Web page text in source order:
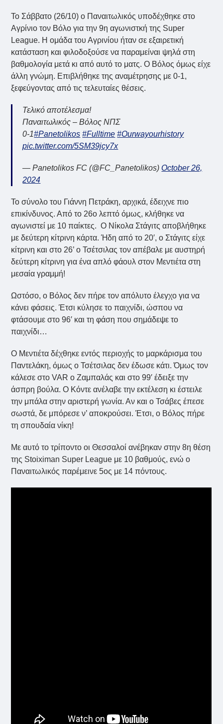
Το Σάββατο (26/10) ο Παναιτωλικός υποδέχθηκε στο
Αγρίνιο τον Βόλο για την 9η αγωνιστκή της Super
League. Η ομάδα του Αγρινίου ήταν σε εξαιρετική
κατάσταση και φιλοδοξούσε να παραμείναι ψηλά στη
βαθμολογία μετά κι από αυτό το ματς. Ο Βόλος όμως είχε
άλλη γνώμη. Επιβλήθηκε της αναμέτρησης με 0-1,
ξεφεύγοντας από τις τελευταίες θέσεις.
Τελικό αποτέλεσμα!
Παναιτωλικός – Βόλος ΝΠΣ
0-1#Panetolikos #Fulltime #Ourwayourhistory
pic.twitter.com/5SM39jcy7x
— Panetolikos FC (@FC_Panetolikos)October 26,
2024
Το σύνολο του Γιάννη Πετράκη, αρχικά, έδειχνε πιο
επικίνδυνος. Από το 26ο λεπτό όμως, κλήθηκε να
αγωνιστεί με 10 παίκτες. Ο Νίκολα Στάγιτς αποβλήθηκε
με δεύτερη κίτρινη κάρτα. Ήδη από το 20′, ο Στάγιτς είχε
κίτρινη και στο 26’ ο Τσέτσιλας τον απέβαλε με αυστηρή
δεύτερη κίτρινη για ένα απλό φάουλ στον Μεντιέτα στη
μεσαία γραμμή!
Ωστόσο, ο Βόλος δεν πήρε τον απόλυτο έλεγχο για να
κάνει φάσεις. Έτσι κύλησε το παιχνίδι, ώσπου να
φτάσουμε στο 96′ και τη φάση που σημάδεψε το
παιχνίδι…
Ο Μεντιέτα δέχθηκε εντός περιοχής το μαρκάρισμα του
Παντελάκη, όμως ο Τσέτσιλας δεν έδωσε κάτι. Όμως τον
κάλεσε στο VAR ο Ζαμπαλάς και στο 99′ έδειξε την
άσπρη βούλα. Ο Κόντε ανέλαβε την εκτέλεση κι έστειλε
την μπάλα στην αριστερή γωνία. Αν και ο Τσάβες έπεσε
σωστά, δε μπόρεσε ν’ αποκρούσει. Έτσι, ο Βόλος πήρε
τη σπουδαία νίκη!
Με αυτό το τρίποντο οι Θεσσαλοί ανέβηκαν στην 8η θέση
της Stoiximan Super League με 10 βαθμούς, ενώ ο
Παναιτωλικός παρέμεινε 5ος με 14 πόντους.